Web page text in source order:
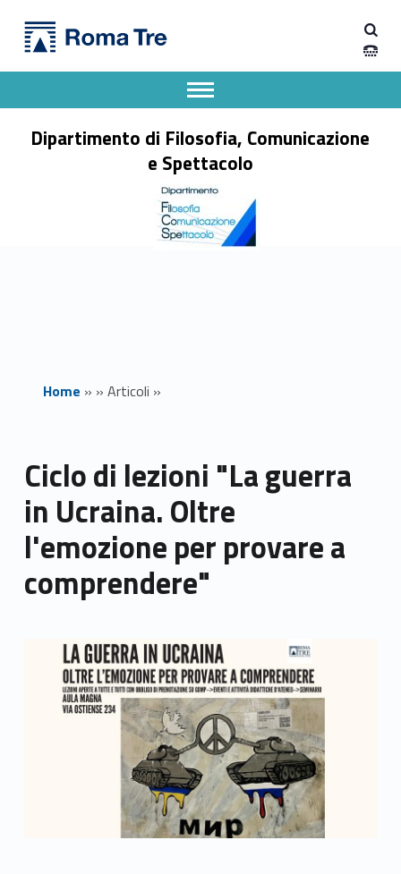
Ciclo di lezioni "La guerra in Ucraina. Oltre l'emozione per provare a comprendere" - Dipartimento di Filosofia, Comunicazione e Spettacolo
Dipartimento di Filosofia, Comunicazione
e Spettacolo
Apri il menu secondario
Header info sidebar
Home » » Articoli »
Ciclo di lezioni "La guerra
in Ucraina. Oltre
l'emozione per provare a
comprendere"
Link identifier archive #link-archive-thumb-soap-73038